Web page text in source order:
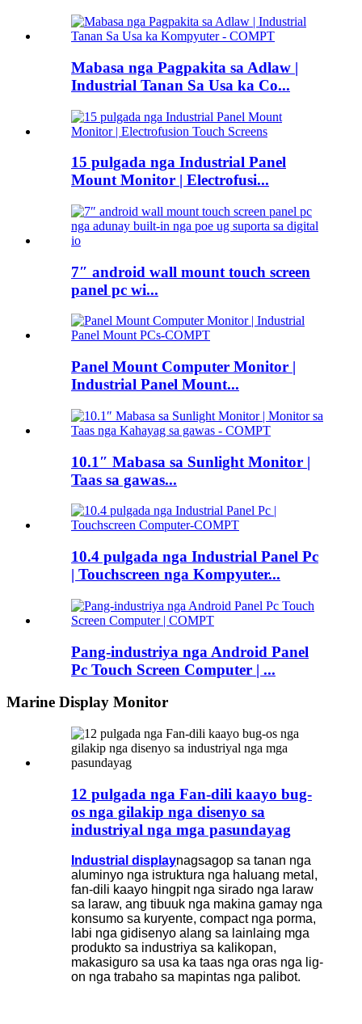
Mabasa nga Pagpakita sa Adlaw |
Industrial Tanan Sa Usa ka Co...
15 pulgada nga Industrial Panel
Mount Monitor | Electrofusi...
7″ android wall mount touch screen
panel pc wi...
Panel Mount Computer Monitor |
Industrial Panel Mount...
10.1″ Mabasa sa Sunlight Monitor |
Taas sa gawas...
10.4 pulgada nga Industrial Panel Pc
| Touchscreen nga Kompyuter...
Pang-industriya nga Android Panel
Pc Touch Screen Computer | ...
Marine Display Monitor
12 pulgada nga Fan-dili kaayo bug-
os nga gilakip nga disenyo sa
industriyal nga mga pasundayag
Industrial displaynagsagop sa tanan nga
aluminyo nga istruktura nga haluang metal,
fan-dili kaayo hingpit nga sirado nga laraw
sa laraw, ang tibuuk nga makina gamay nga
konsumo sa kuryente, compact nga porma,
labi nga gidisenyo alang sa lainlaing mga
produkto sa industriya sa kalikopan,
makasiguro sa usa ka taas nga oras nga lig-
on nga trabaho sa mapintas nga palibot.